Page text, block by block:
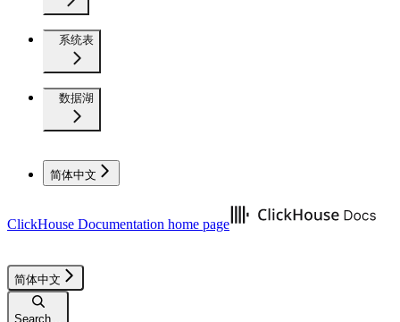
系统表
数据湖
简体中文
ClickHouse Documentation home page
简体中文
Search...